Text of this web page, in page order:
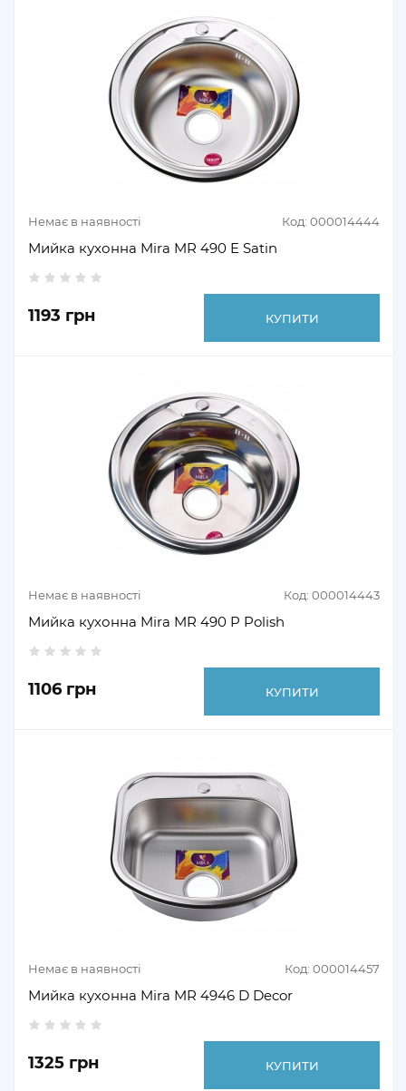
Немає в наявності Код: 000014444
Мийка кухонна Mira MR 490 E Satin
1193 грн КУПИТИ
Немає в наявності Код: 000014443
Мийка кухонна Mira MR 490 P Polish
1106 грн КУПИТИ
Немає в наявності Код: 000014457
Мийка кухонна Mira MR 4946 D Decor
1325 грн КУПИТИ